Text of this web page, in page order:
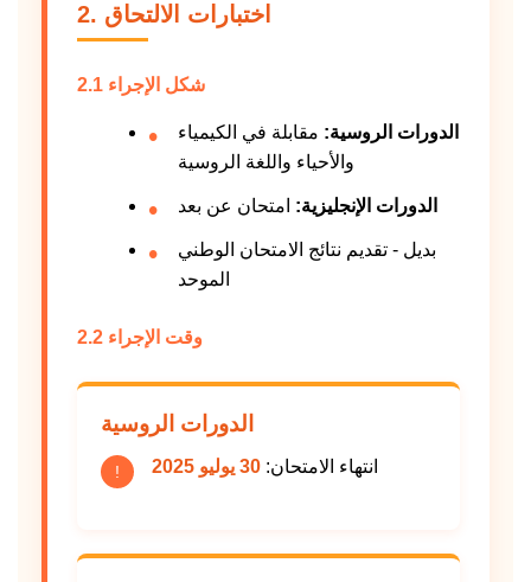
2. اختبارات الالتحاق
2.1 شكل الإجراء
الدورات الروسية: مقابلة في الكيمياء
والأحياء واللغة الروسية
الدورات الإنجليزية: امتحان عن بعد
بديل - تقديم نتائج الامتحان الوطني
الموحد
2.2 وقت الإجراء
الدورات الروسية
! انتهاء الامتحان: 30 يوليو 2025